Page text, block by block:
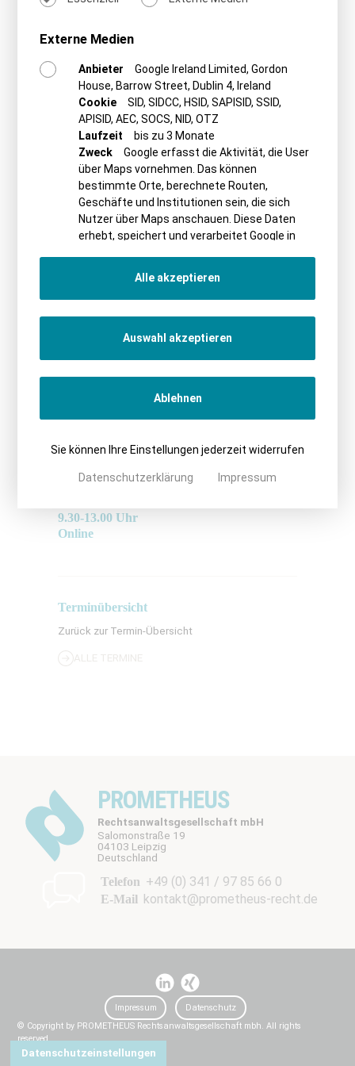
praxisnah und zeigt, welche Faktoren für eine erfolgreiche
Themen:
Planungsrechtliche Rahmenbedingungen für Rechenzentren
Zuordnung von Rechenzentren zu EE-Anlagen
Praktische Herausforderungen im Genehmigungsverfahren und
Sicherstellung der Energiemengen
Energierechtliche Einordnung von Rechenzentren
Modelle der Direktlieferung, einschließlich Onsite-PPA
Strompreisbestandteile und die Bedeutung von § 118 Abs. 7
Dr. Christoph Richter
9.30-13.00 Uhr
Online
Terminübersicht
Zurück zur Termin-Übersicht
ALLE TERMINE
PROMETHEUS
Rechtsanwaltsgesellschaft mbH
Salomonstraße 19
04103 Leipzig
Deutschland
b
Telefon +49 (0) 341 / 97 85 66 0
E-Mail kontakt@prometheus-recht.de
© Copyright by PROMETHEUS Rechtsanwaltsgesellschaft mbh. All rights
reserved.
Impressum Datenschutz
Externe Medien
Anbieter
Google Ireland Limited, Gordon
House, Barrow Street, Dublin 4, Ireland
Cookie
SID, SIDCC, HSID, SAPISID, SSID,
APISID, AEC, SOCS, NID, OTZ
Laufzeit
bis zu 3 Monate
Zweck
Google erfasst die Aktivität, die User
über Maps vornehmen. Das können
bestimmte Orte, berechnete Routen,
Geschäfte und Institutionen sein, die sich
Nutzer über Maps anschauen. Diese Daten
erhebt, speichert und verarbeitet Google in
Alle akzeptieren
Auswahl akzeptieren
Ablehnen
Sie können Ihre Einstellungen jederzeit widerrufen
Datenschutzerklärung Impressum
Datenschutzeinstellungen